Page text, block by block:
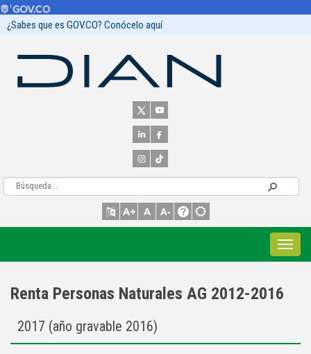
¿Sabes que es GOV.CO? Conócelo aquí
Renta Personas Naturales AG 2012-2016
2017 (año gravable 2016)